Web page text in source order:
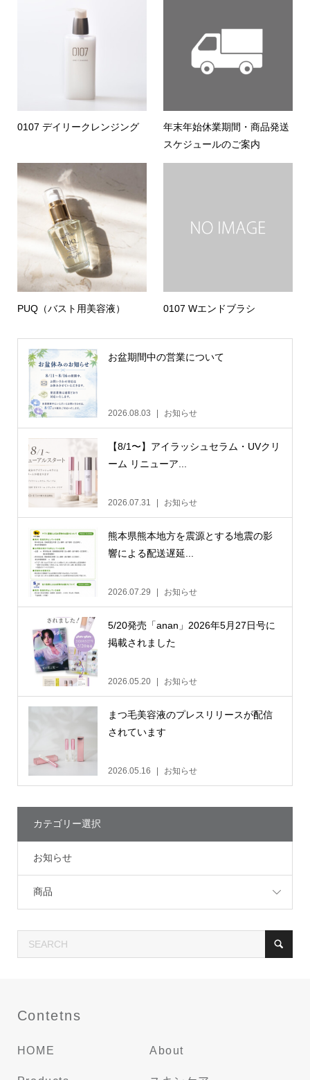
0107 デイリークレンジング
年末年始休業期間・商品発送
スケジュールのご案内
PUQ（バスト用美容液） 0107 Wエンドブラシ
お盆期間中の営業について
2026.08.03 お知らせ
【8/1〜】アイラッシュセラム・UVクリ
ーム リニューア...
2026.07.31 お知らせ
熊本県熊本地方を震源とする地震の影
響による配送遅延...
2026.07.29 お知らせ
5/20発売「anan」2026年5月27日号に
掲載されました
2026.05.20 お知らせ
まつ毛美容液のプレスリリースが配信
されています
2026.05.16 お知らせ
カテゴリー選択
お知らせ
商品
Contetns
HOME About